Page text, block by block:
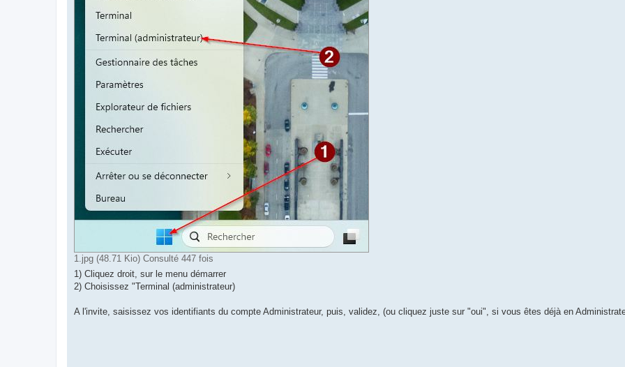
1.jpg (48.71 Kio) Consulté 447 fois
1) Cliquez droit, sur le menu démarrer
2) Choisissez "Terminal (administrateur)
A l'invite, saisissez vos identifiants du compte Administrateur, puis, validez, (ou cliquez juste sur "oui", si vous êtes déjà en